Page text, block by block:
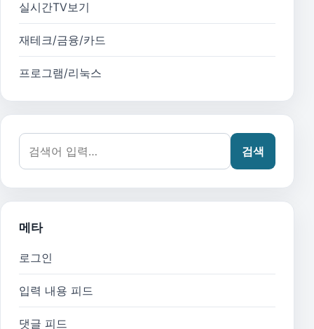
실시간TV보기
재테크/금융/카드
프로그램/리눅스
검색어:
검색
메타
로그인
입력 내용 피드
댓글 피드